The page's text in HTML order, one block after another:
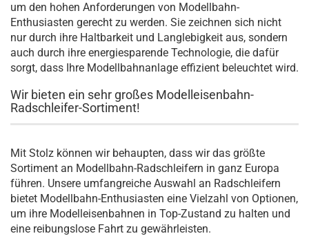
um den hohen Anforderungen von Modellbahn-
Enthusiasten gerecht zu werden. Sie zeichnen sich nicht
nur durch ihre Haltbarkeit und Langlebigkeit aus, sondern
auch durch ihre energiesparende Technologie, die dafür
sorgt, dass Ihre Modellbahnanlage effizient beleuchtet wird.
Wir bieten ein sehr großes Modelleisenbahn-
Radschleifer-Sortiment!
Mit Stolz können wir behaupten, dass wir das größte
Sortiment an Modellbahn-Radschleifern in ganz Europa
führen. Unsere umfangreiche Auswahl an Radschleifern
bietet Modellbahn-Enthusiasten eine Vielzahl von Optionen,
um ihre Modelleisenbahnen in Top-Zustand zu halten und
eine reibungslose Fahrt zu gewährleisten.